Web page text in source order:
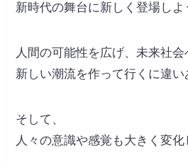
新時代の舞台に新しく登場しよ
人間の可能性を広げ、未来社会
新しい潮流を作って行くに違い
そして、
人々の意識や感覚も大きく変化